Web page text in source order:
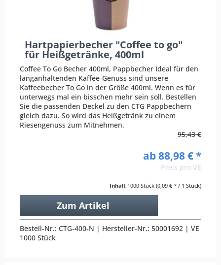
Hartpapierbecher "Coffee to go"
für Heißgetränke, 400ml
Coffee To Go Becher 400ml, Pappbecher Ideal für den
langanhaltenden Kaffee-Genuss sind unsere
Kaffeebecher To Go in der Größe 400ml. Wenn es für
unterwegs mal ein bisschen mehr sein soll. Bestellen
Sie die passenden Deckel zu den CTG Pappbechern
gleich dazu. So wird das Heißgetränk zu einem
Riesengenuss zum Mitnehmen.
95,43 €
ab 88,98 € *
Preis pro VE
Inhalt 1000 Stück (0,09 € * / 1 Stück)
Zum Artikel
Bestell-Nr.: CTG-400-N | Hersteller-Nr.: 50001692 | VE
1000 Stück